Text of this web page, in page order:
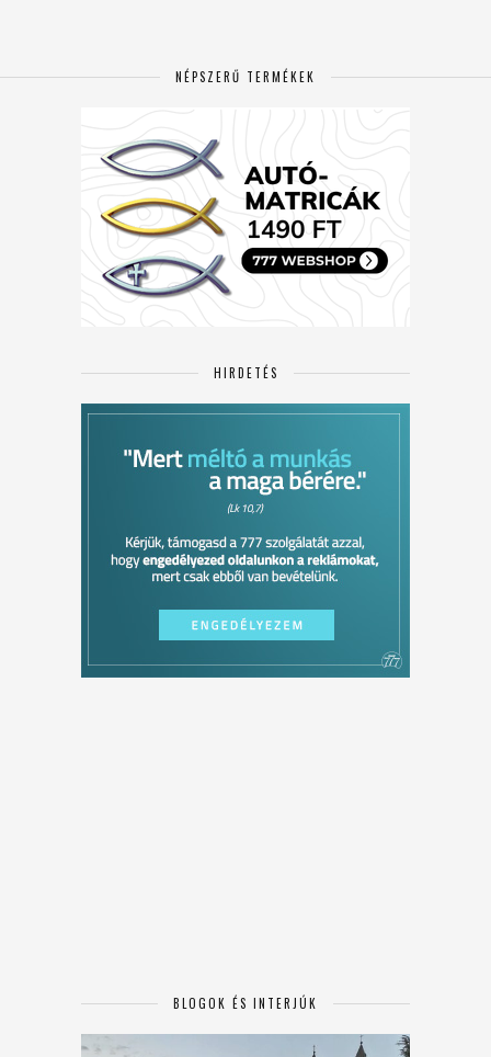
NÉPSZERŰ TERMÉKEK
HIRDETÉS
BLOGOK ÉS INTERJÚK